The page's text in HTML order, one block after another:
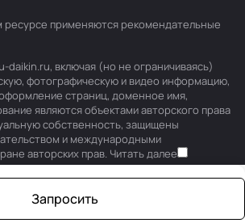
Запросить
применяются рекомендательные
daikin.ru, включая (но не ограничиваясь)
фотографическую и видео информацию,
страниц, доменное имя,
являются объектами авторского права
собственность, защищены
и международными
авторских прав. Читать далее